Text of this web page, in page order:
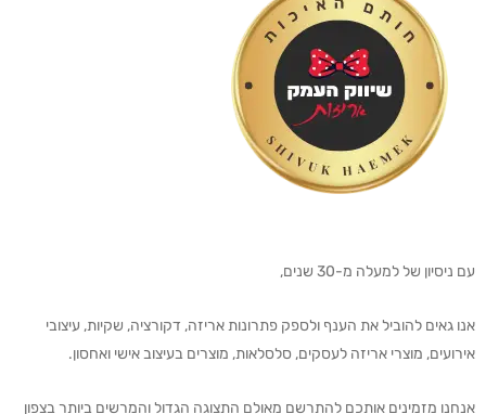
עם ניסיון של למעלה מ-30 שנים,
אנו גאים להוביל את הענף ולספק פתרונות אריזה, דקורציה, שקיות, עיצובי
אירועים, מוצרי אריזה לעסקים, סלסלאות, מוצרים בעיצוב אישי ואחסון.
אנחנו מזמינים אותכם להתרשם מאולם התצוגה הגדול והמרשים ביותר בצפון